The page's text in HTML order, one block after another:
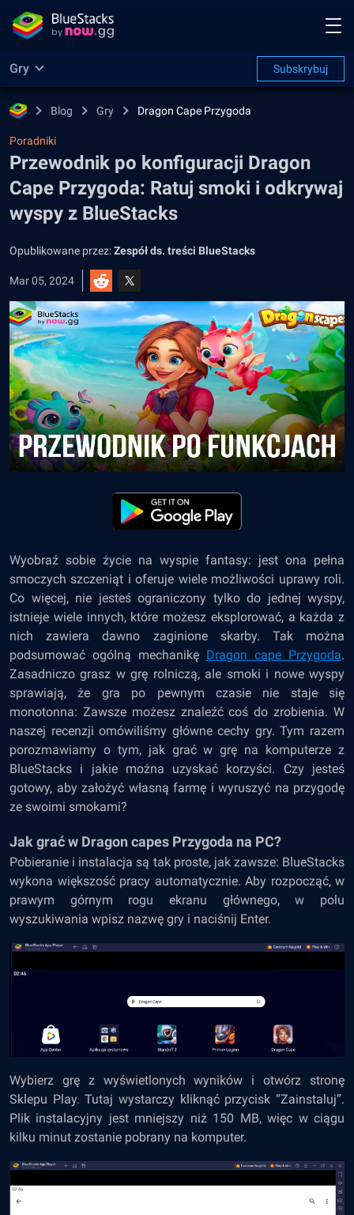
Gry Subskrybuj
Blog Gry Dragon Cape Przygoda
Poradniki
Przewodnik po konfiguracji Dragon
Cape Przygoda: Ratuj smoki i odkrywaj
wyspy z BlueStacks
Opublikowane przez:Zespół ds. treści BlueStacks
Mar 05, 2024
Wyobraź sobie życie na wyspie fantasy: jest ona pełna
smoczych szczeniąt i oferuje wiele możliwości uprawy roli.
Co więcej, nie jesteś ograniczony tylko do jednej wyspy,
istnieje wiele innych, które możesz eksplorować, a każda z
nich zawiera dawno zaginione skarby. Tak można
podsumować ogólną mechanikę Dragon cape Przygoda.
Zasadniczo grasz w grę rolniczą, ale smoki i nowe wyspy
sprawiają, że gra po pewnym czasie nie staje się
monotonna: Zawsze możesz znaleźć coś do zrobienia. W
naszej recenzji omówiliśmy główne cechy gry. Tym razem
porozmawiamy o tym, jak grać w grę na komputerze z
BlueStacks i jakie można uzyskać korzyści. Czy jesteś
gotowy, aby założyć własną farmę i wyruszyć na przygodę
ze swoimi smokami?
Jak grać w Dragon capes Przygoda na PC?
Pobieranie i instalacja są tak proste, jak zawsze: BlueStacks
wykona większość pracy automatycznie. Aby rozpocząć, w
prawym górnym rogu ekranu głównego, w polu
wyszukiwania wpisz nazwę gry i naciśnij Enter.
Wybierz grę z wyświetlonych wyników i otwórz stronę
Sklepu Play. Tutaj wystarczy kliknąć przycisk “Zainstaluj”.
Plik instalacyjny jest mniejszy niż 150 MB, więc w ciągu
kilku minut zostanie pobrany na komputer.